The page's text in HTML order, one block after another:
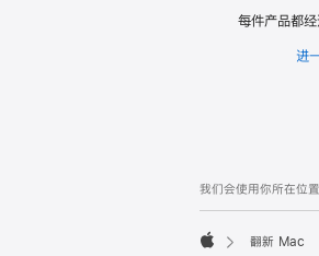
每件产品都经
进
页
注
我们会使用你所在位
翻新 Mac